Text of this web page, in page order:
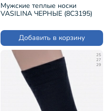
Мужские теплые носки
VASILINA ЧЕРНЫЕ (8С3195)
Добавить в корзину
25
27
29